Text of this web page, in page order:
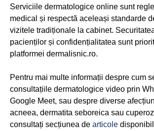
Serviciile dermatologice online sunt
medical și respectă aceleași standarde
vizitele tradiționale la cabinet.
pacienților și confidențialitatea sunt
platformei dermalisnic.ro.
Pentru mai multe informații despre cum
consultațiile dermatologice video prin
Google Meet, sau despre diverse
acneea, dermatita seboreica sau
consultați secțiunea de articole